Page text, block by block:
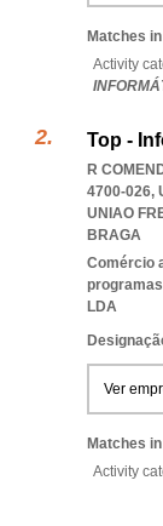
Matches
Activity
Top -
R
4700-026,
UNIAO
BRAGA
Comércio
LDA
Ver
Matches
Activity